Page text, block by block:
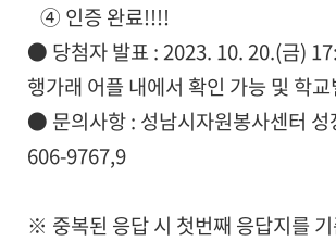
④ 인증 완료!!!!
● 당첨자 발표 : 2023. 10. 20.(금)
행가래 어플 내에서 확인 가능 및 학
● 문의사항 : 성남시자원봉사센터
606-9767,9
※ 중복된 응답 시 첫번째 응답지를